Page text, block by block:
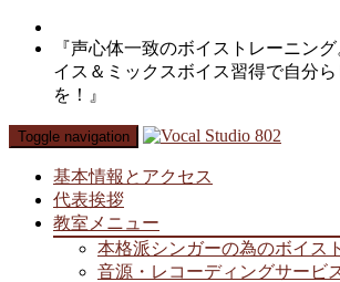
『声心体一致のボイストレーニン
イス＆ミックスボイス習得で自分
を！』
Toggle navigation
基本情報とアクセス
代表挨拶
教室メニュー
本格派シンガーの為のボイス
音源・レコーディングサービ